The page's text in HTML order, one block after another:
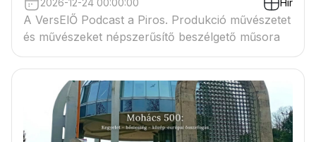
2026-12-24 00:00:00 Hír
A VersElŐ Podcast a Piros. Produkció művészetet
és művészeket népszerűsítő beszélgető műsora